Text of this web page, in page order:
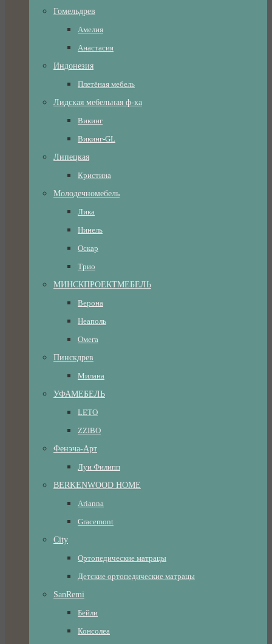
Гомельдрев
Амелия
Анастасия
Индонезия
Плетёная мебель
Лидская мебельная ф-ка
Викинг
Викинг-GL
Липецкая
Кристина
Молодечномебель
Лика
Нинель
Оскар
Трио
МИНСКПРОЕКТМЕБЕЛЬ
Верона
Неаполь
Омега
Пинскдрев
Милана
УФАМЕБЕЛЬ
LETO
ZZIBO
Фенэча-Арт
Луи Филипп
BERKENWOOD HOME
Arianna
Gracemont
City
Ортопедические матрацы
Детские ортопедические матрацы
SanRemi
Бейли
Консолеа